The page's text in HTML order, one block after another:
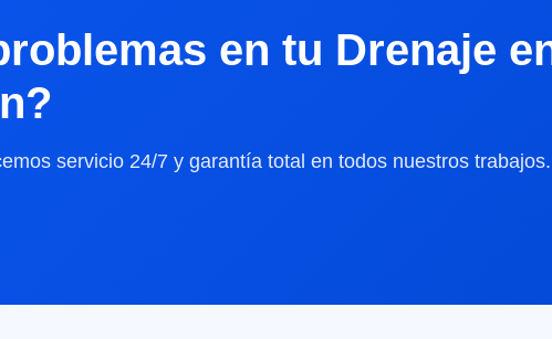
en tu Drenaje
servicio 24/7 y garantía total en todos nuestros